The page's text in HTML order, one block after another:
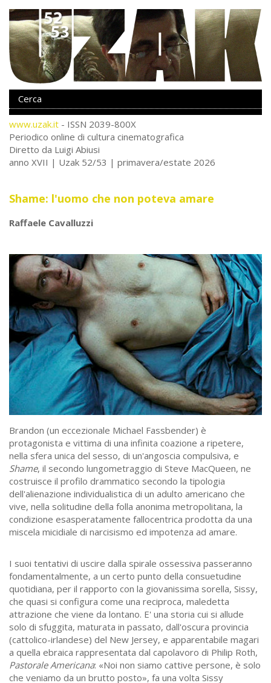
www.uzak.it - ISSN 2039-800X
Periodico online di cultura cinematografica
Diretto da Luigi Abiusi
anno XVII | Uzak 52/53 | primavera/estate 2026
Shame: l'uomo che non poteva amare
Raffaele Cavalluzzi
Brandon (un eccezionale Michael Fassbender) è
protagonista e vittima di una infinita coazione a ripetere,
nella sfera unica del sesso, di un'angoscia compulsiva, e
Shame, il secondo lungometraggio di Steve MacQueen, ne
costruisce il profilo drammatico secondo la tipologia
dell'alienazione individualistica di un adulto americano che
vive, nella solitudine della folla anonima metropolitana, la
condizione esasperatamente fallocentrica prodotta da una
miscela micidiale di narcisismo ed impotenza ad amare.
I suoi tentativi di uscire dalla spirale ossessiva passeranno
fondamentalmente, a un certo punto della consuetudine
quotidiana, per il rapporto con la giovanissima sorella, Sissy,
che quasi si configura come una reciproca, maledetta
attrazione che viene da lontano. E' una storia cui si allude
solo di sfuggita, maturata in passato, dall'oscura provincia
(cattolico-irlandese) del New Jersey, e apparentabile magari
a quella ebraica rappresentata dal capolavoro di Philip Roth,
Pastorale Americana: «Noi non siamo cattive persone, è solo
che veniamo da un brutto posto», fa una volta Sissy